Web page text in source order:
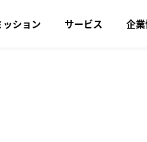
ション サービス 企